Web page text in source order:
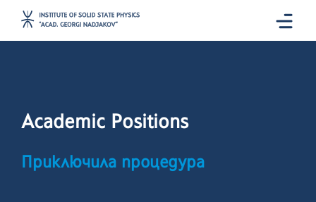
Academic Positions
Приключила процедура